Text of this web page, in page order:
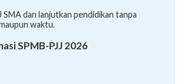
SMA dan lanjutkan pendidikan tanpa
waktu.
SPMB-PJJ 2026